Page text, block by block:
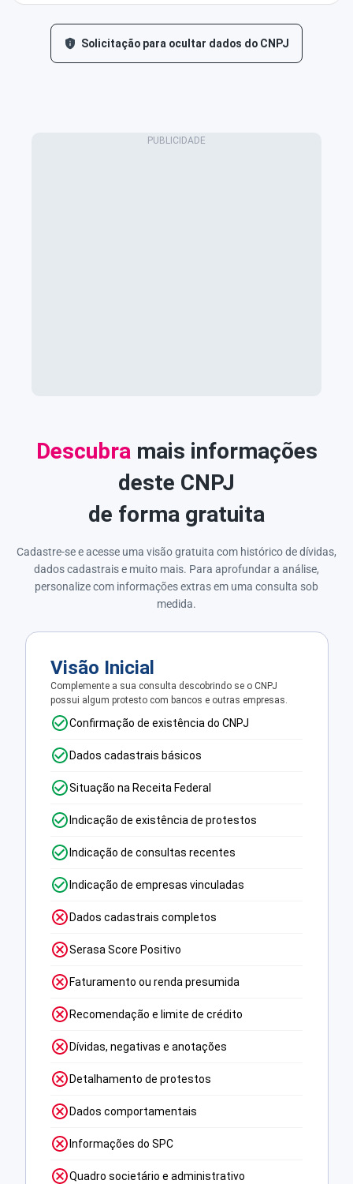
Solicitação para ocultar dados do CNPJ
Descubra mais informações
deste CNPJ
de forma gratuita
Cadastre-se e acesse uma visão gratuita com histórico de dívidas,
dados cadastrais e muito mais. Para aprofundar a análise,
personalize com informações extras em uma consulta sob
medida.
Visão Inicial
Complemente a sua consulta descobrindo se o CNPJ
possui algum protesto com bancos e outras empresas.
Confirmação de existência do CNPJ
Dados cadastrais básicos
Situação na Receita Federal
Indicação de existência de protestos
Indicação de consultas recentes
Indicação de empresas vinculadas
Dados cadastrais completos
Serasa Score Positivo
Faturamento ou renda presumida
Recomendação e limite de crédito
Dívidas, negativas e anotações
Detalhamento de protestos
Dados comportamentais
Informações do SPC
Quadro societário e administrativo